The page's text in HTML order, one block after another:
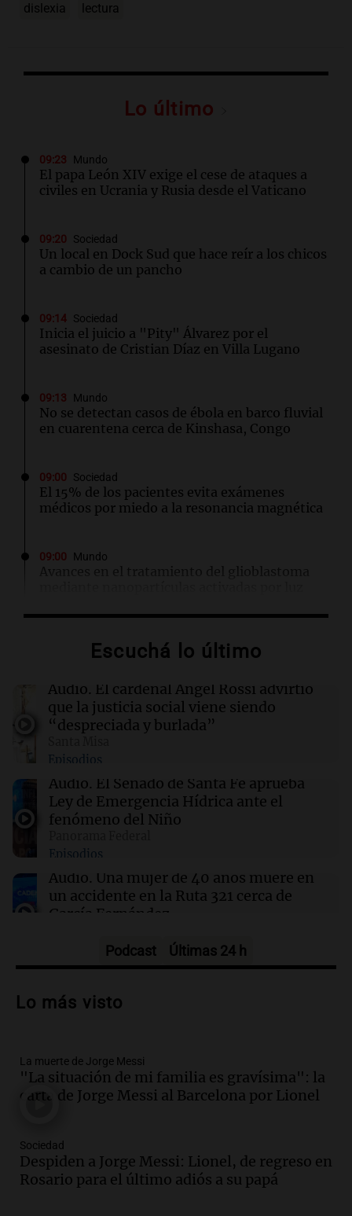
dislexia lectura
Lo último
09:23 Mundo
El papa León XIV exige el cese de ataques a
civiles en Ucrania y Rusia desde el Vaticano
09:20 Sociedad
Un local en Dock Sud que hace reír a los chicos
a cambio de un pancho
09:14 Sociedad
Inicia el juicio a "Pity" Álvarez por el
asesinato de Cristian Díaz en Villa Lugano
09:13 Mundo
No se detectan casos de ébola en barco fluvial
en cuarentena cerca de Kinshasa, Congo
09:00 Sociedad
El 15% de los pacientes evita exámenes
médicos por miedo a la resonancia magnética
09:00 Mundo
Avances en el tratamiento del glioblastoma
El cardenal Ángel Rossi advirtió que la justicia
08:39 Deportes
El conmovedor homenaje de De Paul a Messi
08:25 Sociedad
El domingo amaneció soleado y helado en
Córdoba: cómo seguirá el tiempo en el
Escuchá lo último
Audio. El cardenal Ángel Rossi advirtió
que la justicia social viene siendo
“despreciada y burlada”
Episodios
Audio. El Senado de Santa Fe aprueba
Ley de Emergencia Hídrica ante el
fenómeno del Niño
Episodios
Audio. Una mujer de 40 años muere en
un accidente en la Ruta 321 cerca de
García Fernández
Audio.El Tesoro Nacional captura 12
liquidez de 4 billones
Audio.La lección del Titanic y la
humildad en tiempos de tormenta
según San Ignacio de Loyola
Episodios
Audio. Tormentas y filtraciones: "El
agua entra por donde menos
Podcast Últimas 24 h
Lo más visto
La muerte de Jorge Messi
"La situación de mi familia es gravísima": la
carta de Jorge Messi al Barcelona por Lionel
Sociedad
Despiden a Jorge Messi: Lionel, de regreso en
Rosario para el último adiós a su papá